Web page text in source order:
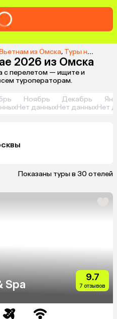
из Омска, Туры на Фукуок из Омска
2026 из Омска
с перелетом — ищите и
туроператорам.
Ноябрь
Нет данных
Декабрь
Нет данныхНет
Показаны туры в 30 отелей
Spa
9.7
7 отзывов